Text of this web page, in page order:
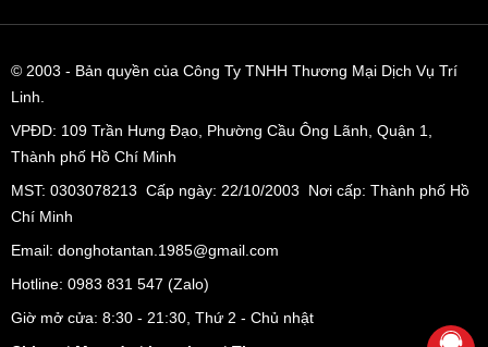
© 2003 - Bản quyền của Công Ty TNHH Thương Mại Dịch Vụ Trí
Linh.
VPĐD: 109 Trần Hưng Đạo, Phường Cầu Ông Lãnh, Quận 1,
Thành phố Hồ Chí Minh
MST: 0303078213 Cấp ngày: 22/10/2003 Nơi cấp: Thành phố Hồ
Chí Minh
Email: donghotantan.1985@gmail.com
Hotline: 0983 831 547 (Zalo)
Giờ mở cửa: 8:30 - 21:30, Thứ 2 - Chủ nhật